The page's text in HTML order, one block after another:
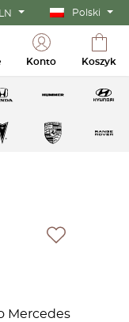
Polski
Konto Koszyk
Mercedes